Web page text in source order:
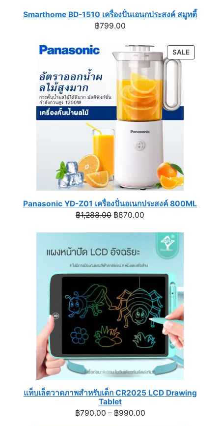
Smarthome BD-1510 เครื่องปั่นเอนกประสงค์ สมูทตี้
฿799.00
SALE
ON
Panasonic YD-Z01 เครื่องปั่นอเนกประสงค์ 800ML
฿1,288.00 Original
฿1,288.00.
฿870.00
฿870.00.
แท็บเล็ตวาดภาพสำหรับเด็ก CR2025 LCD Drawing
Tablet
฿790.00 – ฿990.00Price